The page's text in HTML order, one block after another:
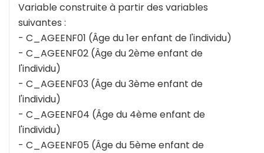
Variable construite à partir des variables
suivantes :
- C_AGEENF01 (Âge du 1er enfant de l'individu)
- C_AGEENF02 (Âge du 2ème enfant de
l'individu)
- C_AGEENF03 (Âge du 3ème enfant de
l'individu)
- C_AGEENF04 (Âge du 4ème enfant de
l'individu)
- C_AGEENF05 (Âge du 5ème enfant de